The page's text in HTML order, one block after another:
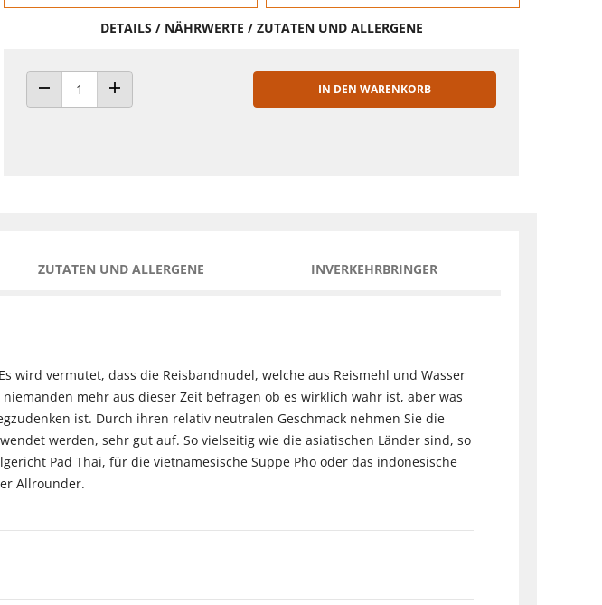
DETAILS / NÄHRWERTE / ZUTATEN UND ALLERGENE
ANZAHL VERRINGERNANZAHL ERHÖHEN
IN DEN WARENKORB
ZUTATEN UND ALLERGENE INVERKEHRBRINGER
wird vermutet, dass die Reisbandnudel, welche aus Reismehl und Wasser
mehr aus dieser Zeit befragen ob es wirklich wahr ist, aber was
ist. Durch ihren relativ neutralen Geschmack nehmen Sie die
werden, sehr gut auf. So vielseitig wie die asiatischen Länder sind, so
Pad Thai, für die vietnamesische Suppe Pho oder das indonesische
Allrounder.